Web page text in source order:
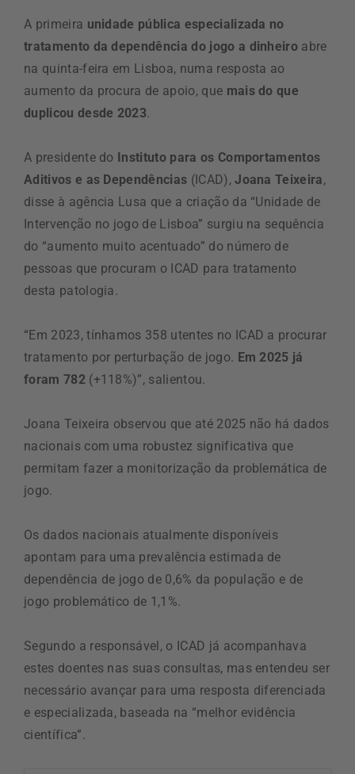
A primeira unidade pública especializada no
tratamento da dependência do jogo a dinheiro abre
na quinta-feira em Lisboa, numa resposta ao
aumento da procura de apoio, que mais do que
duplicou desde 2023.
A presidente do Instituto para os Comportamentos
Aditivos e as Dependências (ICAD),Joana Teixeira,
disse à agência Lusa que a criação da “Unidade de
Intervenção no jogo de Lisboa” surgiu na sequência
do “aumento muito acentuado” do número de
pessoas que procuram o ICAD para tratamento
desta patologia.
“Em 2023, tínhamos 358 utentes no ICAD a procurar
tratamento por perturbação de jogo. Em 2025 já
foram 782(+118%)”, salientou.
Joana Teixeira observou que até 2025 não há dados
nacionais com uma robustez significativa que
permitam fazer a monitorização da problemática de
jogo.
Os dados nacionais atualmente disponíveis
apontam para uma prevalência estimada de
dependência de jogo de 0,6% da população e de
jogo problemático de 1,1%.
Segundo a responsável, o ICAD já acompanhava
estes doentes nas suas consultas, mas entendeu ser
necessário avançar para uma resposta diferenciada
e especializada, baseada na “melhor evidência
científica”.